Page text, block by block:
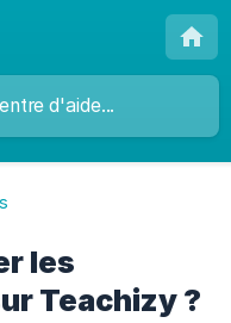
les
Teachizy ?